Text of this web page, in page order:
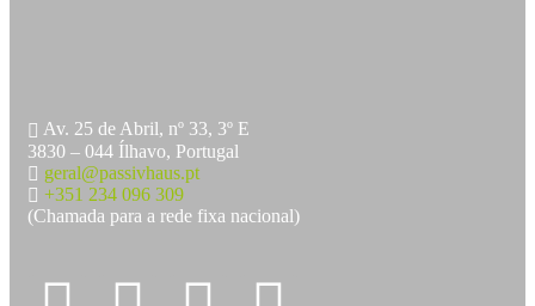
Av. 25 de Abril, nº 33, 3º E
3830 – 044 Ílhavo, Portugal
geral@passivhaus.pt
+351 234 096 309
(Chamada para a rede fixa nacional)